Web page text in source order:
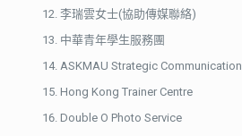
李瑞雲女士(協助傳媒聯絡)
中華青年學生服務團
ASKMAU Strategic Communication
Hong Kong Trainer Centre
Double O Photo Service